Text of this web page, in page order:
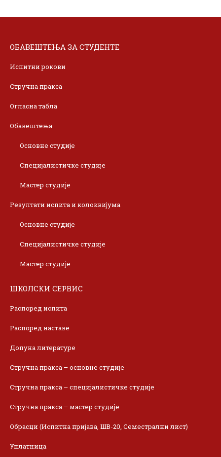
ОБАВЕШТЕЊА ЗА СТУДЕНТЕ
Испитни рокови
Стручна пракса
Огласна табла
Обавештења
Основне студије
Специјалистичке студије
Мастер студије
Резултати испита и колоквијума
Основне студије
Специјалистичке студије
Мастер студије
ШКОЛСКИ СЕРВИС
Распоред испита
Распоред наставе
Допуна литературе
Стручна пракса – основне студије
Стручна пракса – специјалистичке студије
Стручна пракса – мастер студије
Обрасци (Испитна пријава, ШВ-20, Семестрални лист)
Уплатница